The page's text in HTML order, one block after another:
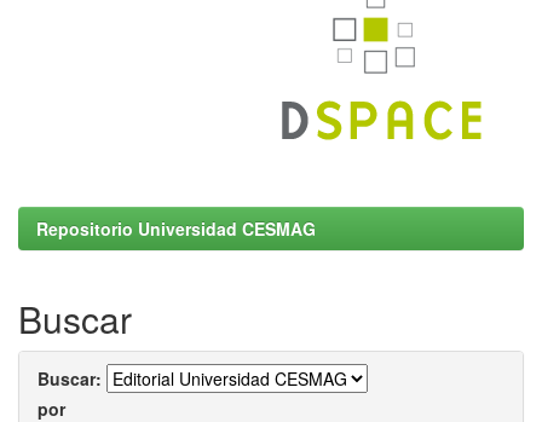
Repositorio Universidad CESMAG
Buscar
Buscar:
por